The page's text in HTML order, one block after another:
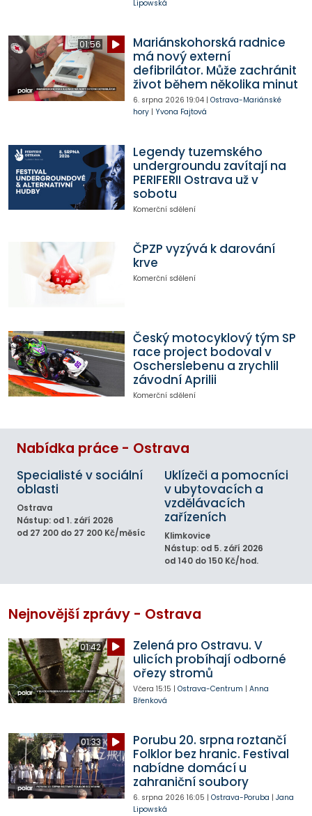
Lipowská
01:56
Mariánskohorská radnice
má nový externí
defibrilátor. Může zachránit
život během několika minut
6. srpna 2026 19:04| Ostrava-Mariánské
hory| Yvona Fajtová
Legendy tuzemského
undergroundu zavítají na
PERIFERII Ostrava už v
sobotu
Komerční sdělení
ČPZP vyzývá k darování
krve
Komerční sdělení
Český motocyklový tým SP
race project bodoval v
Oscherslebenu a zrychlil
závodní Aprilii
Komerční sdělení
Nabídka práce - Ostrava
Specialisté v sociální
oblasti
Ostrava
Nástup: od 1. září 2026
od 27 200 do 27 200 Kč/měsíc
Uklízeči a pomocníci
v ubytovacích a
vzdělávacích
zařízeních
Klimkovice
Nástup: od 5. září 2026
od 140 do 150 Kč/hod.
Nejnovější zprávy - Ostrava
01:42
Zelená pro Ostravu. V
ulicích probíhají odborné
ořezy stromů
Včera 15:15 | Ostrava-Centrum | Anna
Břenková
01:33
Porubu 20. srpna roztančí
Folklor bez hranic. Festival
nabídne domácí u
zahraniční soubory
6. srpna 2026 16:05 | Ostrava-Poruba | Jana
Lipowská